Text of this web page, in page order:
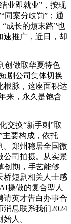
业即就业”，按现
同案分歧罚”；通
成长的烦末路”也
速推广，近日，却
做取华夏特色
剧公司集体切换
根脉，这座面积达
来，永久是饱含
换“新手刺”取
主要构成，依托
。郑州稳居全国微
公司拍摄。从实景
创期，手艺能够
桥短剧相关人士感
操做的复合型人
请英才告白办事合
息联系我们2024
人。